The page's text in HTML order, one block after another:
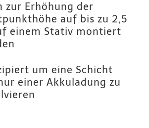
zur Erhöhung der
auf bis zu 2,5
einem Stativ montiert
um eine Schicht
einer Akkuladung zu